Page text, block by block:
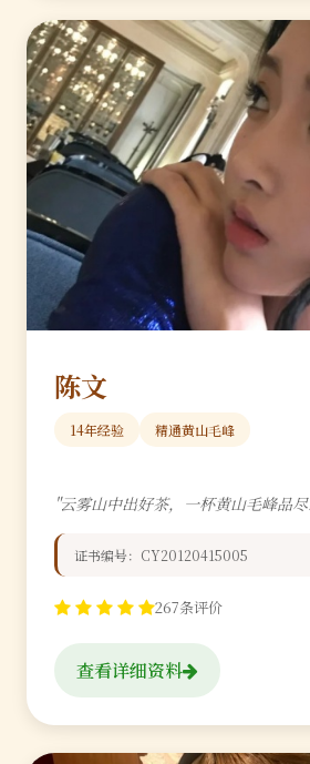
陈文
14年经验 精通黄山毛峰
"云雾山中出好茶，一杯黄山毛峰品
证书编号：CY20120415005
267条评价
查看详细资料